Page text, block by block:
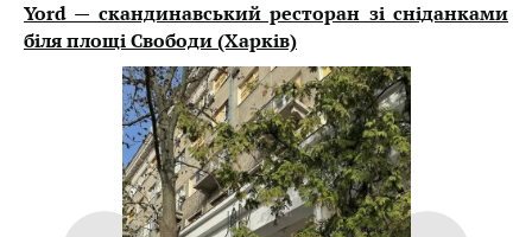
Yord — скандинавський ресторан зі сніданками
біля площі Свободи (Харків)